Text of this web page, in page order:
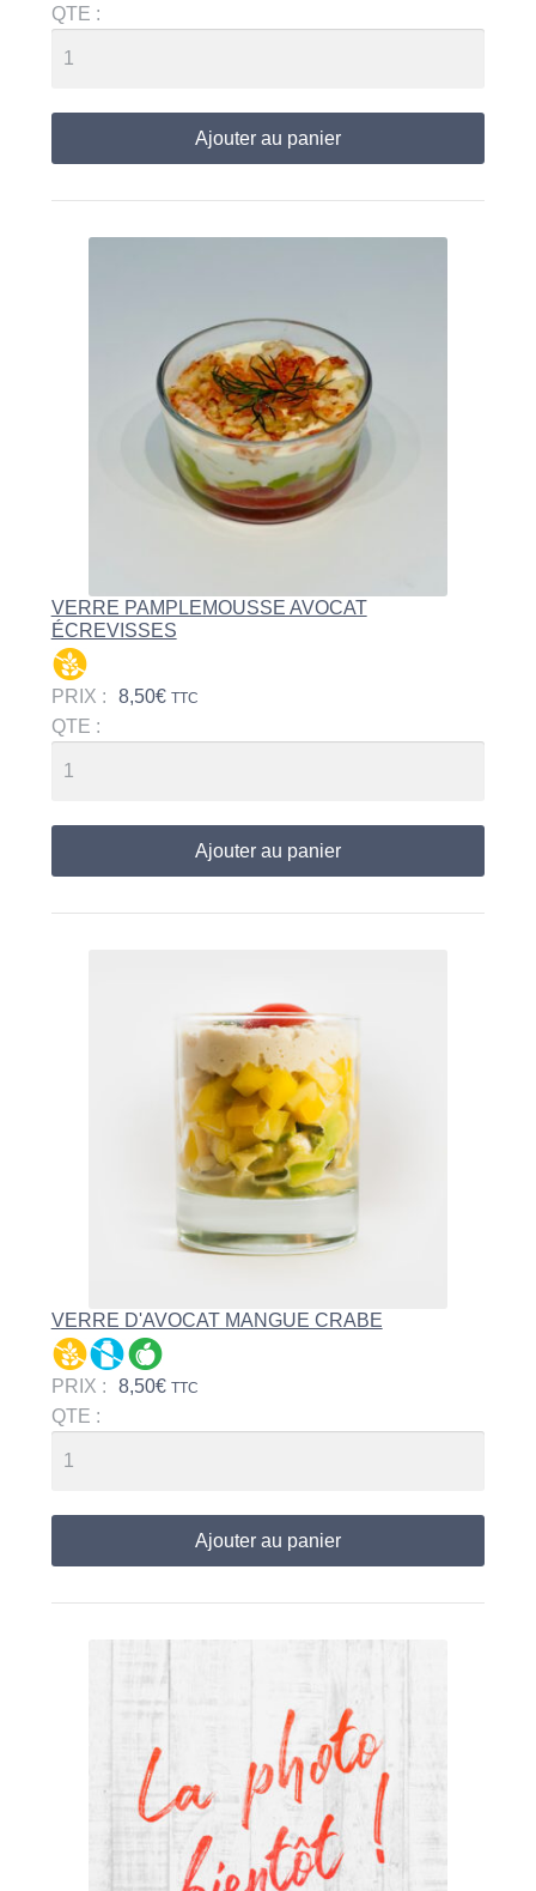
QTE :
Ajouter au panier
VERRE PAMPLEMOUSSE AVOCAT
ÉCREVISSES
PRIX : 8,50€ TTC
QTE :
Ajouter au panier
VERRE D'AVOCAT MANGUE CRABE
PRIX : 8,50€ TTC
QTE :
Ajouter au panier